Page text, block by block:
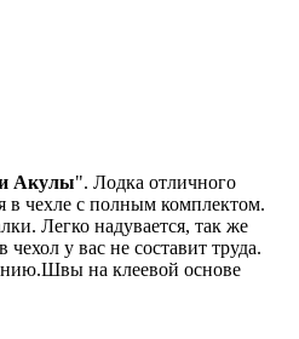
Акулы". Лодка отличного
в чехле с полным комплектом.
Легко надувается, так же
у вас не составит труда.
на клеевой основе